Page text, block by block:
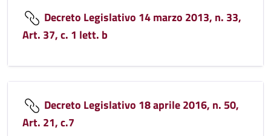
Decreto Legislativo 14 marzo 2013, n. 33,
Art. 37, c. 1 lett. b
Decreto Legislativo 18 aprile 2016, n. 50,
Art. 21, c.7